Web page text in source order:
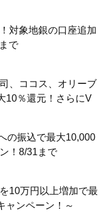
対象地銀の口座追加
で
、ココス、オリーブ
10％還元！さらにV
の振込で最大10,000
！8/31まで
10万円以上増加で最
ャンペーン！～